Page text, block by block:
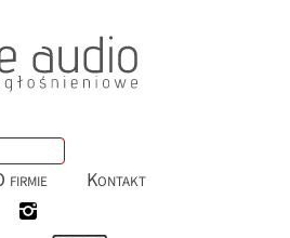
firmie
Kontakt